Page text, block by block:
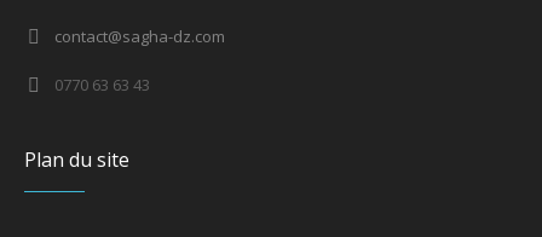
contact@sagha-dz.com
0770 63 63 43
Plan du site